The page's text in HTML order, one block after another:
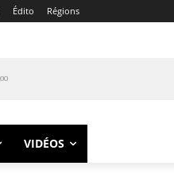
Édito Régions
VIDÉOS